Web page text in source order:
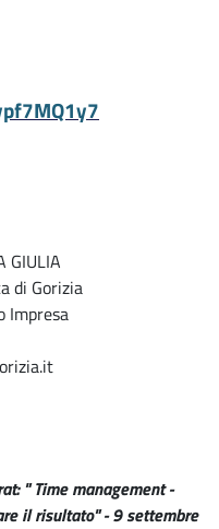
GIULIA
di Gorizia
Impresa
" Time management -
il risultato" - 9 settembre